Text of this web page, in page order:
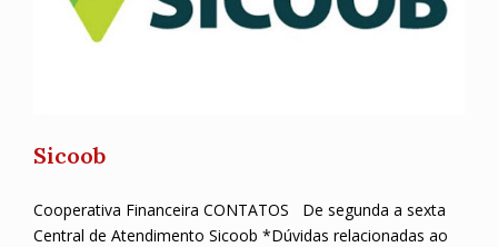
Sicoob
Cooperativa Financeira CONTATOS De segunda a sexta
Central de Atendimento Sicoob *Dúvidas relacionadas ao